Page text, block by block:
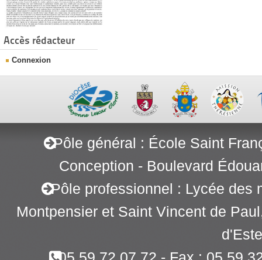
Accès rédacteur
Connexion
Pôle général : École Saint
Conception - Boulevard
Pôle professionnel : Lycée des
Montpensier et Saint Vincent de